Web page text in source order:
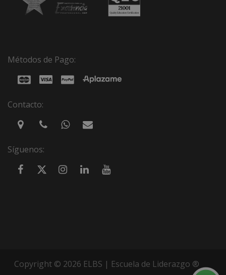
Métodos de Pago:
Contacto:
Síguenos:
Copyright © 2026 ELBS | Escuela de Liderazgo ®